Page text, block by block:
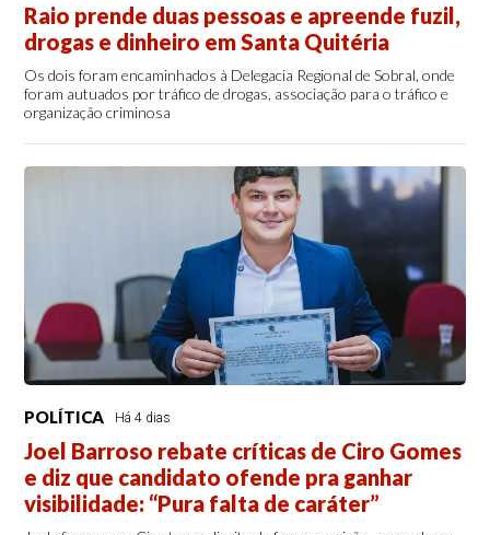
Raio prende duas pessoas e apreende fuzil,
drogas e dinheiro em Santa Quitéria
Os dois foram encaminhados à Delegacia Regional de Sobral, onde
foram autuados por tráfico de drogas, associação para o tráfico e
organização criminosa
POLÍTICA Há 4 dias
Joel Barroso rebate críticas de Ciro Gomes
e diz que candidato ofende pra ganhar
visibilidade: “Pura falta de caráter”